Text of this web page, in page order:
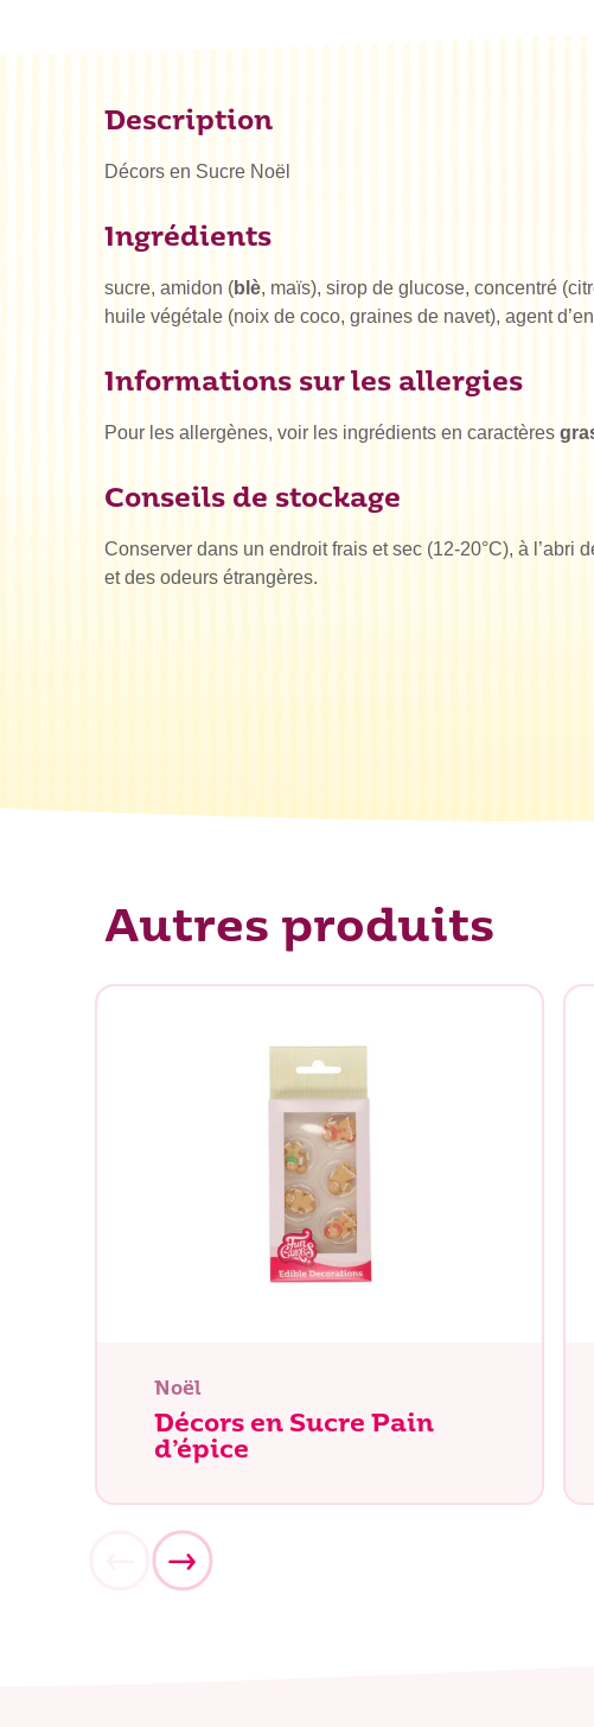
Que
Description
Décors en Sucre Noël
Ingrédients
sucre, amidon (blè, maïs), sirop de glucose, concentré
huile végétale (noix de coco, graines de navet), agent
Informations sur les allergies
Pour les allergènes, voir les ingrédients en caractères
Conseils de stockage
Conserver dans un endroit frais et sec (12-20°C), à l’abri
et des odeurs étrangères.
Autres produits
Noël
Décors en Sucre Pain
d’épice